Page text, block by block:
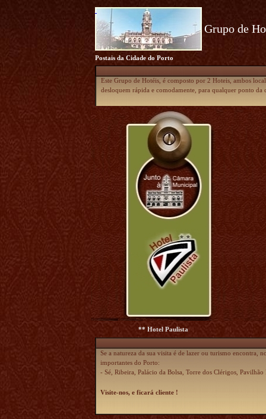
Grupo de
Postais da Cidade do Porto
Este Grupo de Hotéis, é composto por 2 Hoteis, ambos
desloquem rápida e comodamente, para qualquer ponto da
** Hotel Paulista
Se a natureza da sua visita é de lazer ou turismo encontra,
importantes do Porto:
- Sé, Ribeira, Palácio da Bolsa, Torre dos Clérigos,
Visite-nos, e ficará cliente !